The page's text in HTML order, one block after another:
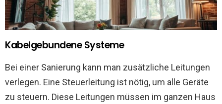
Kabelgebundene Systeme
Bei einer Sanierung kann man zusätzliche Leitungen
verlegen. Eine Steuerleitung ist nötig, um alle Geräte
zu steuern. Diese Leitungen müssen im ganzen Haus